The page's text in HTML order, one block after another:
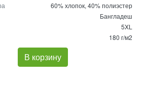
60% хлопок, 40% полиэстер
Бангладеш
5XL
180 г/м2
В корзину